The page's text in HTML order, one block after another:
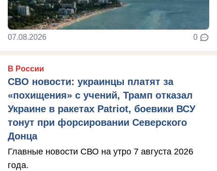
07.08.2026 0
В России
СВО новости: украинцы платят за
«похищения» с учений, Трамп отказал
Украине в ракетах Patriot, боевики ВСУ
тонут при форсировании Северского
Донца
Главные новости СВО на утро 7 августа 2026
года.